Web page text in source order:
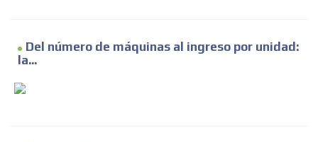
Del número de máquinas al ingreso por unidad:
la...